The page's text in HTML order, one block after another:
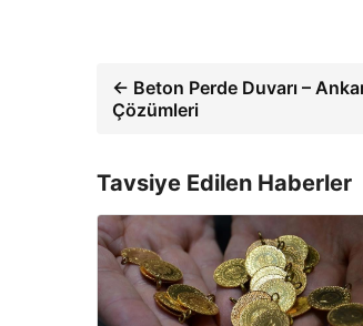
← Beton Perde Duvarı –
Çözümleri
Tavsiye Edilen Haberler